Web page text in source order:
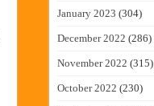
January 2023 (304)
December 2022 (286)
November 2022 (315)
October 2022 (230)